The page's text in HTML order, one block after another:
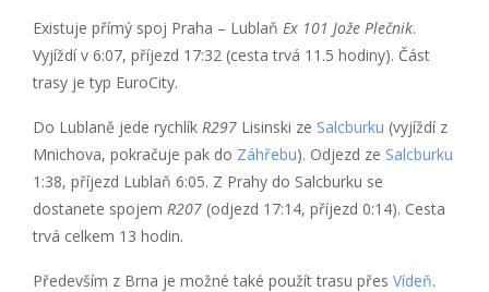
Existuje přímý spoj Praha – Lublaň Ex 101 Jože Plečnik.
Vyjíždí v 6:07, příjezd 17:32 (cesta trvá 11.5 hodiny). Část
trasy je typ EuroCity.
Do Lublaně jede rychlík R297 Lisinski ze Salcburku (vyjíždí z
Mnichova, pokračuje pak do Záhřebu). Odjezd ze Salcburku
1:38, příjezd Lublaň 6:05. Z Prahy do Salcburku se
dostanete spojem R207 (odjezd 17:14, příjezd 0:14). Cesta
trvá celkem 13 hodin.
Především z Brna je možné také použít trasu přes Vídeň.